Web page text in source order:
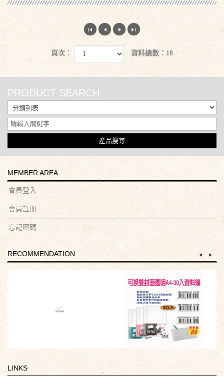
頁次： 資料總數：18
PRODUCT SEARCH
產品搜尋
MEMBER AREA
會員登入
會員註冊
忘記密碼
RECOMMENDATION
LINKS